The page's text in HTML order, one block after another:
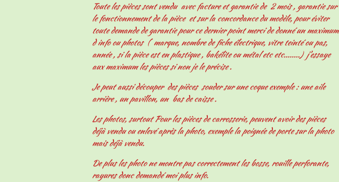
Toute les pièces sont vendu avec facture et garantie de 2 mois , garantie sur
le fonctionnement de la pièce et sur la concordance du modèle, pour éviter
toute demande de garantie pour ce dernier point merci de donné un maximum
d info ou photos ( marque, nombre de fiche électrique, vitre teinté ou pas,
année , si la pièce est en plastique , bakélite ou métal etc etc........) j'essaye
aux maximum les pièces si non je le précise .
Je peut aussi découper des pièces souder sur une coque exemple : une aile
arrière , un pavillon, un bas de caisse .
Les photos, surtout Pour les pièces de carrosserie, peuvent avoir des pièces
déjà vendu ou enlevé après la photo, exemple la poignée de porte sur la photo
mais déjà vendu.
De plus les photo ne montre pas correctement les bosse, rouille perforante,
rayures donc demandé moi plus info.